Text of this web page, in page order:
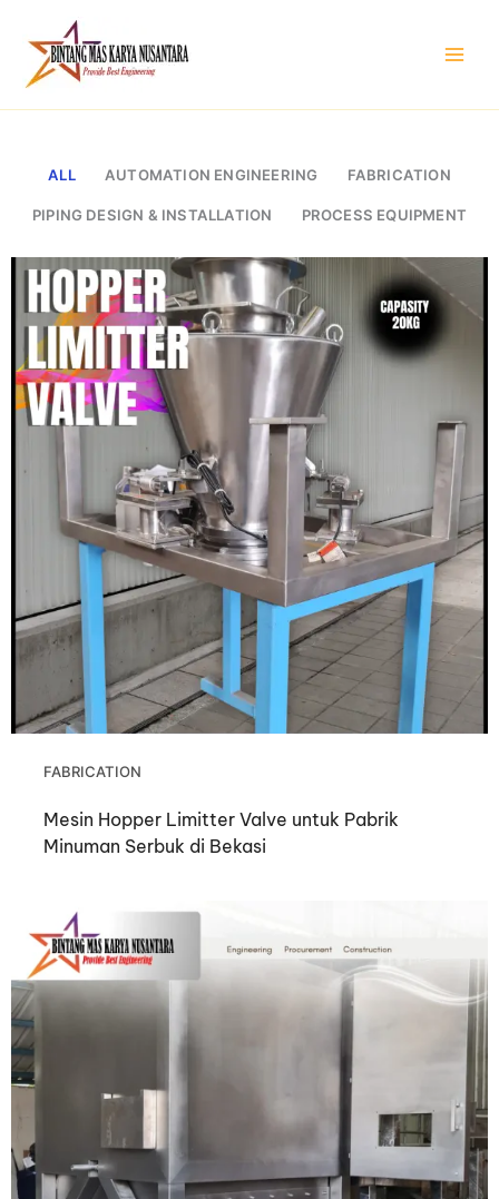
content
ALL AUTOMATION ENGINEERING FABRICATION
PIPING DESIGN & INSTALLATION PROCESS EQUIPMENT
FABRICATION
Mesin Hopper Limitter Valve untuk Pabrik
Minuman Serbuk di Bekasi